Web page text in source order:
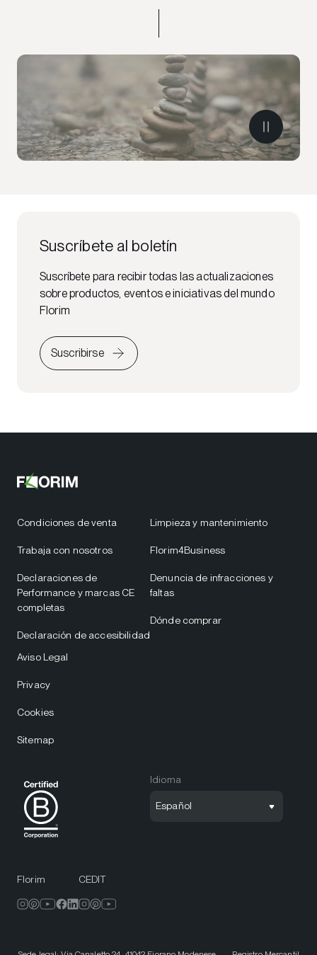
Suscríbete al boletín
Suscríbete para recibir todas las actualizaciones
sobre productos, eventos e iniciativas del mundo
Florim
Suscribirse
Condiciones de venta
Trabaja con nosotros
Declaraciones de
Performance y marcas CE
completas
Declaración de accesibilidad
Limpieza y mantenimiento
Florim4Business
Denuncia de infracciones y
faltas
Dónde comprar
Aviso Legal
Privacy
Cookies
Sitemap
Idioma
Español
Florim CEDIT